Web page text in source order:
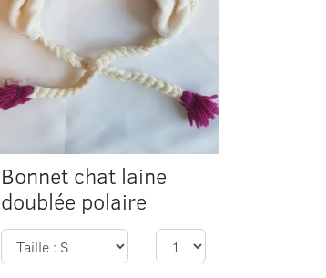
Bonnet chat laine
doublée polaire